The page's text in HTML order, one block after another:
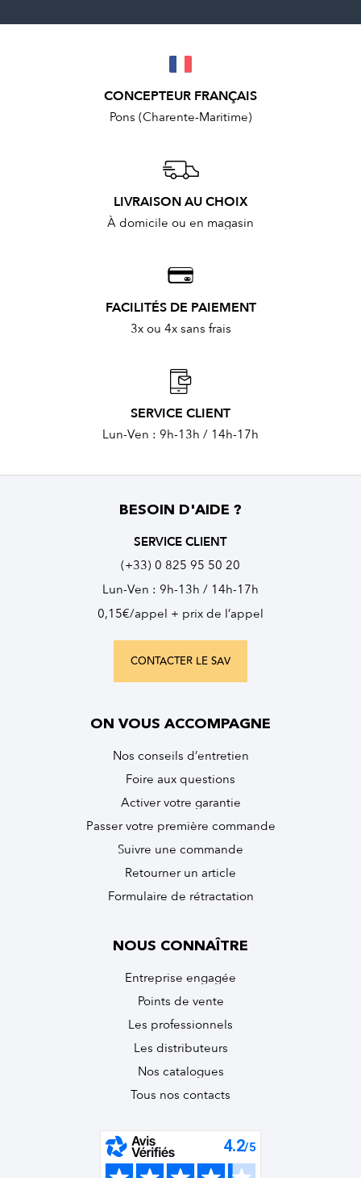
CONCEPTEUR FRANÇAIS
Pons (Charente-Maritime)
LIVRAISON AU CHOIX
À domicile ou en magasin
FACILITÉS DE PAIEMENT
3x ou 4x sans frais
SERVICE CLIENT
Lun-Ven : 9h-13h / 14h-17h
BESOIN D'AIDE ?
SERVICE CLIENT
(+33) 0 825 95 50 20
Lun-Ven : 9h-13h / 14h-17h
0,15€/appel + prix de l’appel
CONTACTER LE SAV
ON VOUS ACCOMPAGNE
Nos conseils d’entretien
Foire aux questions
Activer votre garantie
Passer votre première commande
Suivre une commande
Retourner un article
Formulaire de rétractation
NOUS CONNAÎTRE
Entreprise engagée
Points de vente
Les professionnels
Les distributeurs
Nos catalogues
Tous nos contacts